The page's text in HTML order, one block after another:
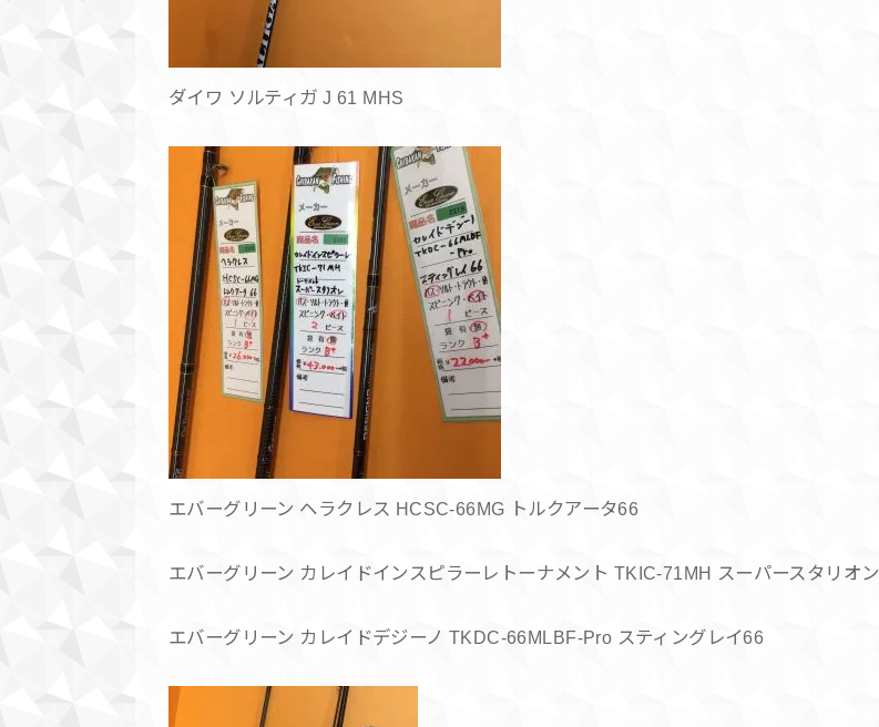
ダイワ ソルティガ J 61 MHS
エバーグリーン ヘラクレス HCSC-66MG トルクアータ66
エバーグリーン カレイドインスピラーレトーナメント TKIC-71MH スーパースタリオン
エバーグリーン カレイドデジーノ TKDC-66MLBF-Pro スティングレイ66